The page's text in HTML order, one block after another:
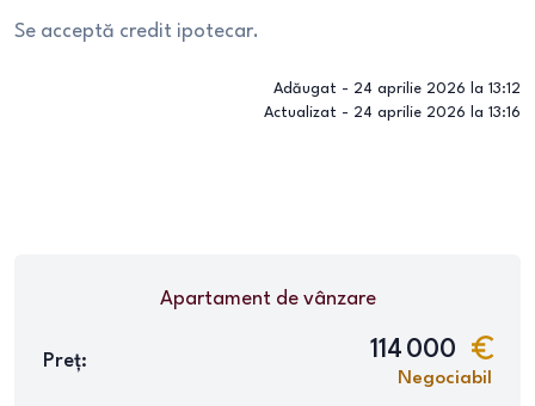
Se acceptă credit ipotecar.
Adăugat - 24 aprilie 2026 la 13:12
Actualizat - 24 aprilie 2026 la 13:16
Apartamentde vânzare
Preț: 114 000
Negociabil